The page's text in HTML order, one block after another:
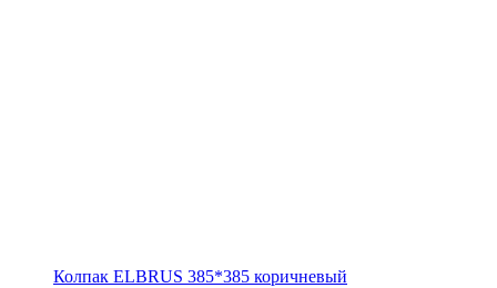
Колпак ELBRUS 385*385 коричневый